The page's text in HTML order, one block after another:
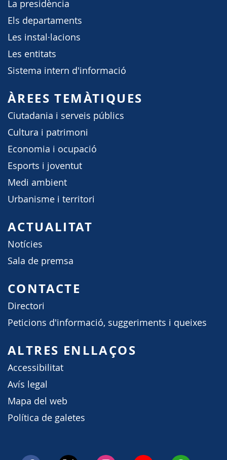
La presidència
Els departaments
Les instal·lacions
Les entitats
Sistema intern d'informació
ÀREES TEMÀTIQUES
Ciutadania i serveis públics
Cultura i patrimoni
Economia i ocupació
Esports i joventut
Medi ambient
Urbanisme i territori
ACTUALITAT
Notícies
Sala de premsa
CONTACTE
Directori
Peticions d'informació, suggeriments i queixes
ALTRES ENLLAÇOS
Accessibilitat
Avís legal
Mapa del web
Política de galetes